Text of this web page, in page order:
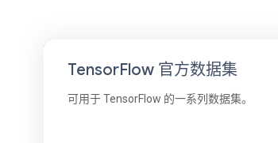
TensorFlow 官方数据集
可用于 TensorFlow 的一系列数据集。